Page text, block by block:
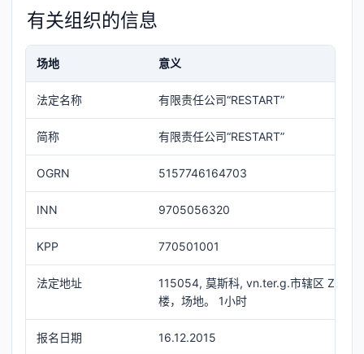
有关组织的信息
场地 意义
法定名称 有限责任公司“RESTART”
简称 有限责任公司“RESTART”
OGRN 5157746164703
INN 9705056320
KPP 770501001
法定地址
115054, 莫斯科, vn.ter.g.市辖区
楼，场地。 1小时
报名日期 16.12.2015